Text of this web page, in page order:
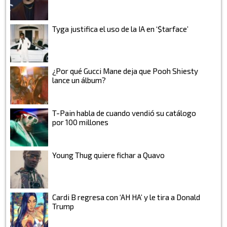
Tyga justifica el uso de la IA en ‘$tarface’
¿Por qué Gucci Mane deja que Pooh Shiesty
lance un álbum?
T-Pain habla de cuando vendió su catálogo
por 100 millones
Young Thug quiere fichar a Quavo
Cardi B regresa con ‘AH HA’ y le tira a Donald
Trump